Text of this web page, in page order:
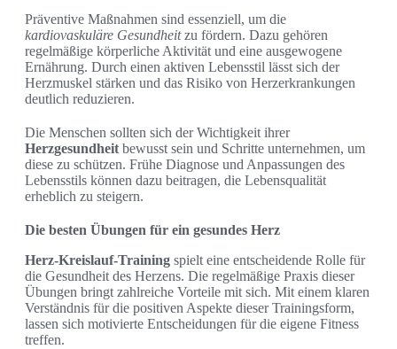
Präventive Maßnahmen sind essenziell, um die
kardiovaskuläre Gesundheitzu fördern. Dazu gehören
regelmäßige körperliche Aktivität und eine ausgewogene
Ernährung. Durch einen aktiven Lebensstil lässt sich der
Herzmuskel stärken und das Risiko von Herzerkrankungen
deutlich reduzieren.
Die Menschen sollten sich der Wichtigkeit ihrer
Herzgesundheit bewusst sein und Schritte unternehmen, um
diese zu schützen. Frühe Diagnose und Anpassungen des
Lebensstils können dazu beitragen, die Lebensqualität
erheblich zu steigern.
Die besten Übungen für ein gesundes Herz
Herz-Kreislauf-Training spielt eine entscheidende Rolle für
die Gesundheit des Herzens. Die regelmäßige Praxis dieser
Übungen bringt zahlreiche Vorteile mit sich. Mit einem klaren
Verständnis für die positiven Aspekte dieser Trainingsform,
lassen sich motivierte Entscheidungen für die eigene Fitness
treffen.